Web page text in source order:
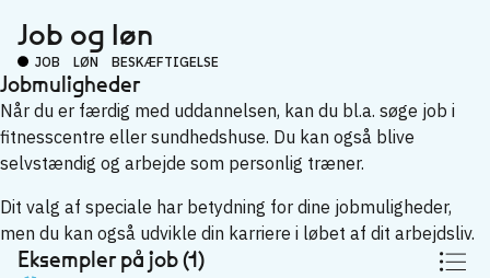
Job og løn
JOB LØN BESKÆFTIGELSE
Jobmuligheder
Når du er færdig med uddannelsen, kan du bl.a. søge job i
fitnesscentre eller sundhedshuse. Du kan også blive
selvstændig og arbejde som personlig træner.
Dit valg af speciale har betydning for dine jobmuligheder,
men du kan også udvikle din karriere i løbet af dit arbejdsliv.
Eksempler på job (1)